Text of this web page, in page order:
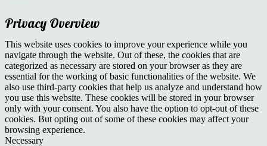
Privacy Overview
This website uses cookies to improve your experience while you
navigate through the website. Out of these, the cookies that are
categorized as necessary are stored on your browser as they are
essential for the working of basic functionalities of the website. We
also use third-party cookies that help us analyze and understand how
you use this website. These cookies will be stored in your browser
only with your consent. You also have the option to opt-out of these
cookies. But opting out of some of these cookies may affect your
browsing experience.
Necessary